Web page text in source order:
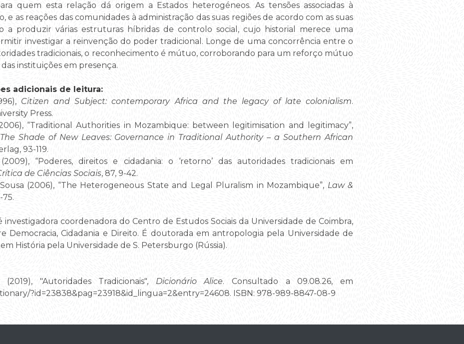
quem esta relação dá origem a Estados heterogéneos. As tensões associadas à
e as reações das comunidades à administração das suas regiões de acordo com as suas
a produzir várias estruturas híbridas de controlo social, cujo historial merece uma
investigar a reinvenção do poder tradicional. Longe de uma concorrência entre o
tradicionais, o reconhecimento é mútuo, corroborando para um reforço mútuo
instituições em presença.
adicionais de leitura:
Citizen and Subject: contemporary Africa and the legacy of late colonialism.
Press.
“Traditional Authorities in Mozambique: between legitimisation and legitimacy”,
The Shade of New Leaves: Governance in Traditional Authority – a Southern African
93-119.
“Poderes, direitos e cidadania: o ‘retorno’ das autoridades tradicionais em
de Ciências Sociais, 87, 9-42.
(2006), “The Heterogeneous State and Legal Pluralism in Mozambique”, Law &
75.
investigadora coordenadora do Centro de Estudos Sociais da Universidade de Coimbra,
Democracia, Cidadania e Direito. É doutorada em antropologia pela Universidade de
História pela Universidade de S. Petersburgo (Rússia).
"Autoridades Tradicionais", Dicionário Alice. Consultado a 09.08.26, em
?id=23838&pag=23918&id_lingua=2&entry=24608. ISBN: 978-989-8847-08-9